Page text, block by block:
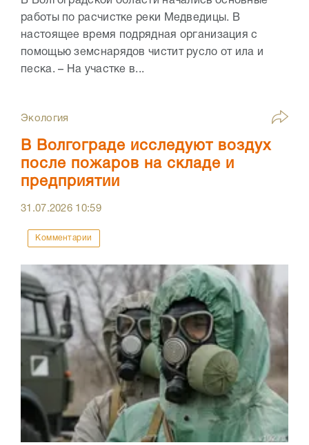
работы по расчистке реки Медведицы. В
настоящее время подрядная организация с
помощью земснарядов чистит русло от ила и
песка. – На участке в...
Экология
В Волгограде исследуют воздух
после пожаров на складе и
предприятии
31.07.2026 10:59
Комментарии